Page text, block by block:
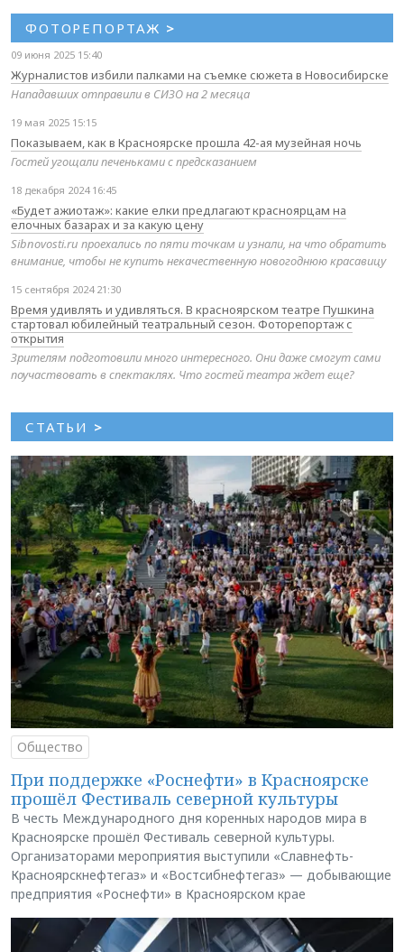
ФОТОРЕПОРТАЖ >
09 июня 2025 15:40
Журналистов избили палками на съемке сюжета в Новосибирске
Нападавших отправили в СИЗО на 2 месяца
19 мая 2025 15:15
Показываем, как в Красноярске прошла 42-ая музейная ночь
Гостей угощали печеньками с предсказанием
18 декабря 2024 16:45
«Будет ажиотаж»: какие елки предлагают красноярцам на
елочных базарах и за какую цену
Sibnovosti.ru проехались по пяти точкам и узнали, на что обратить
внимание, чтобы не купить некачественную новогоднюю красавицу
15 сентября 2024 21:30
Время удивлять и удивляться. В красноярском театре Пушкина
стартовал юбилейный театральный сезон. Фоторепортаж с
открытия
Зрителям подготовили много интересного. Они даже смогут сами
поучаствовать в спектаклях. Что гостей театра ждет еще?
СТАТЬИ >
Общество
При поддержке «Роснефти» в Красноярске
прошёл Фестиваль северной культуры
В честь Международного дня коренных народов мира в
Красноярске прошёл Фестиваль северной культуры.
Организаторами мероприятия выступили «Славнефть-
Красноярскнефтегаз» и «Востсибнефтегаз» — добывающие
предприятия «Роснефти» в Красноярском крае